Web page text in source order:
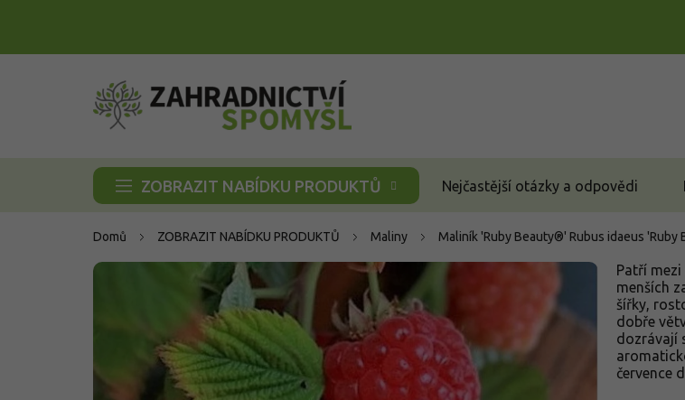
ZOBRAZIT NABÍDKU PRODUKTŮ Nejčastější otázky a odpovědi
Domů ZOBRAZIT NABÍDKU PRODUKTŮ Maliny Maliník 'Ruby Beauty®' Rubus idaeus 'Ruby
Patří
menších
šířky,
dobře
dozrávají
července